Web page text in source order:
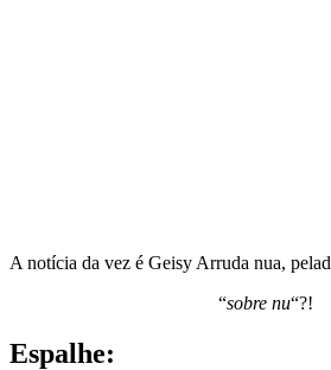
A notícia da vez é Geisy Arruda nua,
“sobre nu“?!
Espalhe: